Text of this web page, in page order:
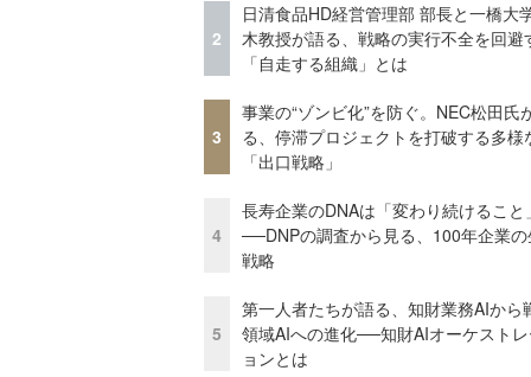
2
日清食品HD経営管理部 部長と一橋大
木教授が語る、戦略の実行不全を回避
「自走する組織」とは
3
事業の“ゾンビ化”を防ぐ。NEC松田氏
る、停滞プロジェクトを打破する多様
「出口戦略」
4
長寿企業のDNAは「変わり続けること
──DNPの調査から見る、100年企業
戦略
5
第一人者たちが語る、知財業務AIから
領域AIへの進化──知財AIオーケスト
ョンとは